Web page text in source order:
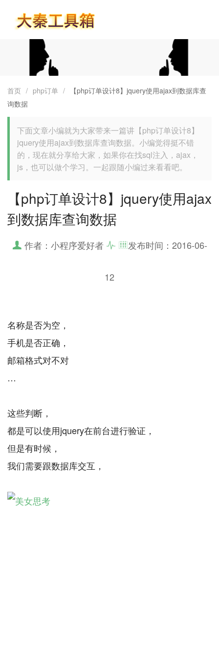
首页 / php订单 /
【php订单设计8】jquery使用ajax到数据库查
询数据
下面文章小编就为大家带来一篇讲【php订单设计8】
jquery使用ajax到数据库查询数据。小编觉得挺不错
的，现在就分享给大家，如果你在找sql注入，ajax，
js，也可以做个学习。一起跟随小编过来看看吧。
【php订单设计8】jquery使用ajax
到数据库查询数据
作者：小程序爱好者 发布时间： 2016-06-
12
名称是否为空，
手机是否正确，
邮箱格式对不对
…
这些判断，
都是可以使用jquery在前台进行验证，
但是有时候，
我们需要跟数据库交互，